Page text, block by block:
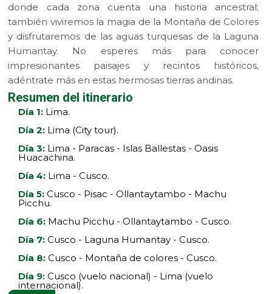
donde cada zona cuenta una historia ancestral;
también viviremos la magia de la Montaña de Colores
y disfrutaremos de las aguas turquesas de la Laguna
Humantay. No esperes más para conocer
impresionantes paisajes y recintos históricos,
adéntrate más en estas hermosas tierras andinas.
Resumen del itinerario
Día 1: Lima.
Día 2: Lima (City tour).
Día 3: Lima - Paracas - Islas Ballestas - Oasis
Huacachina.
Día 4: Lima - Cusco.
Día 5: Cusco - Pisac - Ollantaytambo - Machu
Picchu.
Día 6: Machu Picchu - Ollantaytambo - Cusco.
Día 7: Cusco - Laguna Humantay - Cusco.
Día 8: Cusco - Montaña de colores - Cusco.
Día 9: Cusco (vuelo nacional) - Lima (vuelo
internacional).